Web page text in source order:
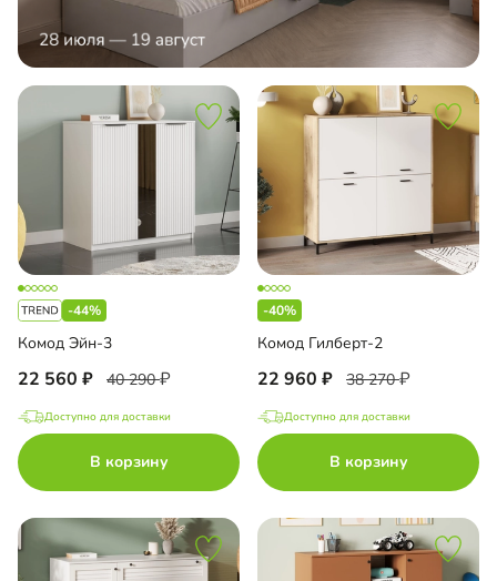
-44%
Комод Эйн-3
22 560 40 290
Доступно для доставки
В корзину
-40%
Комод Гилберт-2
22 960 38 270
Доступно для доставки
В корзину